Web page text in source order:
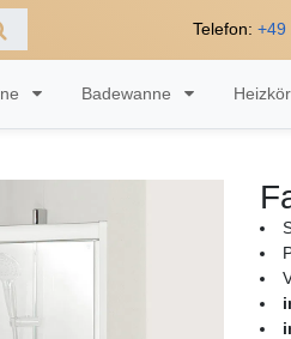
Telefon: +49
Badewanne